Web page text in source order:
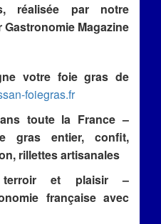
réalisée par notre
Magazine
votre foie gras de
foiegras.fr
toute la France –
gras entier, confit,
rillettes artisanales
terroir et plaisir –
française avec